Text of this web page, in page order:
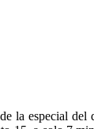
la especial del